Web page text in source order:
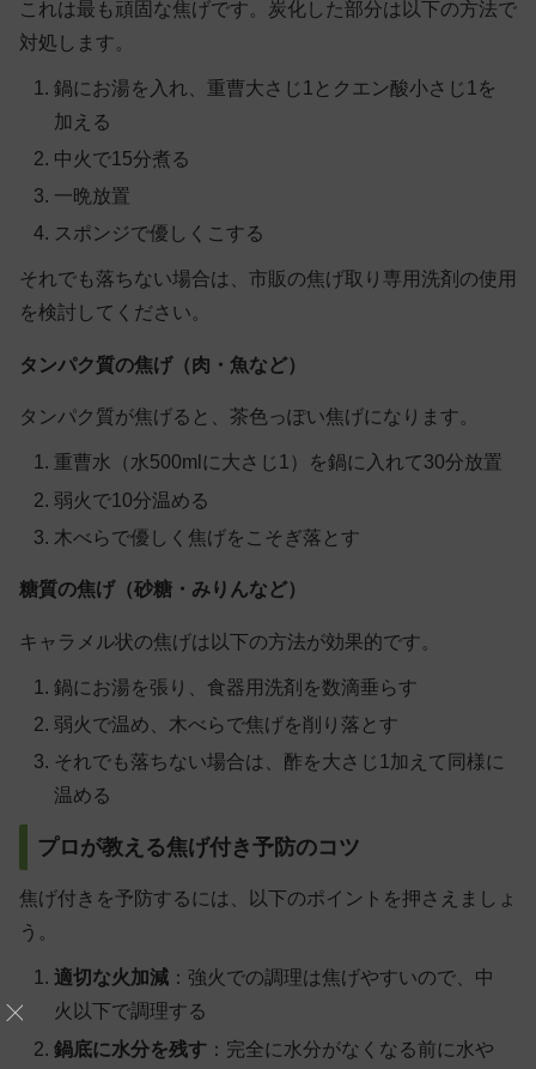
これは最も頑固な焦げです。炭化した部分は以下の方法で
対処します。
鍋にお湯を入れ、重曹大さじ1とクエン酸小さじ1を
加える
中火で15分煮る
一晩放置
スポンジで優しくこする
それでも落ちない場合は、市販の焦げ取り専用洗剤の使用
を検討してください。
タンパク質の焦げ（肉・魚など）
タンパク質が焦げると、茶色っぽい焦げになります。
重曹水（水500mlに大さじ1）を鍋に入れて30分放置
弱火で10分温める
木べらで優しく焦げをこそぎ落とす
糖質の焦げ（砂糖・みりんなど）
キャラメル状の焦げは以下の方法が効果的です。
鍋にお湯を張り、食器用洗剤を数滴垂らす
弱火で温め、木べらで焦げを削り落とす
それでも落ちない場合は、酢を大さじ1加えて同様に
温める
プロが教える焦げ付き予防のコツ
焦げ付きを予防するには、以下のポイントを押さえましょ
う。
適切な火加減 ：強火での調理は焦げやすいので、中
火以下で調理する
鍋底に水分を残す ：完全に水分がなくなる前に水や